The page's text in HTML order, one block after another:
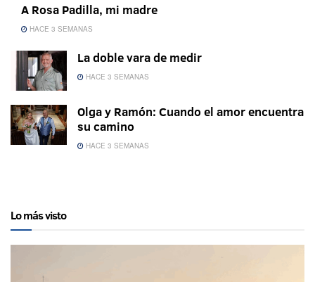
A Rosa Padilla, mi madre
HACE 3 SEMANAS
La doble vara de medir
HACE 3 SEMANAS
Olga y Ramón: Cuando el amor encuentra
su camino
HACE 3 SEMANAS
Lo más visto